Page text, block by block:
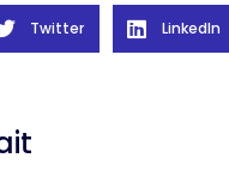
Twitter LinkedIn